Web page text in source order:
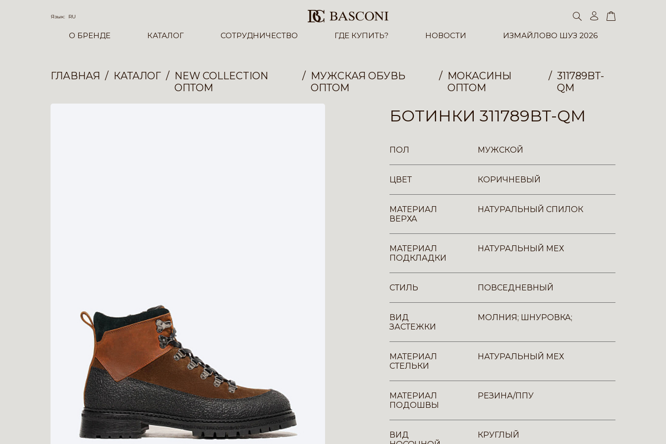
Язык: RU
О БРЕНДЕ КАТАЛОГ СОТРУДНИЧЕСТВО ГДЕ КУПИТЬ? НОВОСТИ ИЗМАЙЛОВО ШУЗ 2026
ГЛАВНАЯ КАТАЛОГ
NEW COLLECTION
ОПТОМ
МУЖСКАЯ ОБУВЬ
ОПТОМ
МОКАСИНЫ
ОПТОМ
311789BT-
QM
БОТИНКИ 311789BT-QM
ПОЛ МУЖСКОЙ
ЦВЕТ КОРИЧНЕВЫЙ
МАТЕРИАЛ
ВЕРХА
НАТУРАЛЬНЫЙ СПИЛОК
МАТЕРИАЛ
ПОДКЛАДКИ
НАТУРАЛЬНЫЙ МЕХ
СТИЛЬ ПОВСЕДНЕВНЫЙ
ВИД
ЗАСТЕЖКИ
МОЛНИЯ; ШНУРОВКА;
МАТЕРИАЛ
СТЕЛЬКИ
НАТУРАЛЬНЫЙ МЕХ
МАТЕРИАЛ
ПОДОШВЫ
РЕЗИНА/ППУ
ВИД
КРУГЛЫЙ